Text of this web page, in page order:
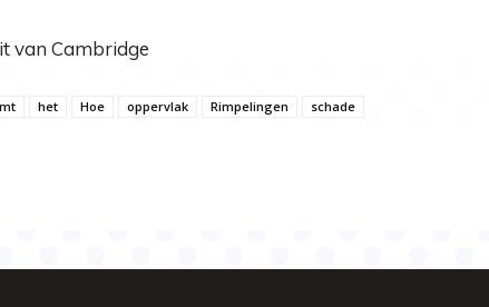
van Cambridge
het Hoe oppervlak Rimpelingen schade